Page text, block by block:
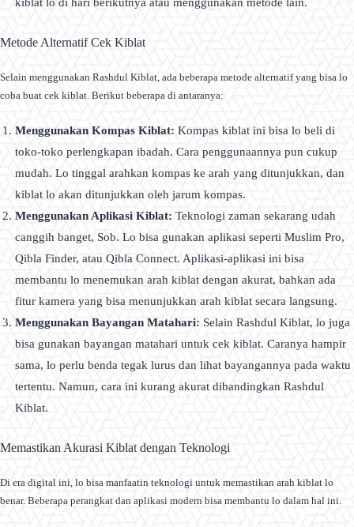
Metode Alternatif Cek Kiblat
Selain menggunakan Rashdul Kiblat, ada beberapa metode alternatif yang bisa lo
coba buat cek kiblat. Berikut beberapa di antaranya:
Menggunakan Kompas Kiblat: Kompas kiblat ini bisa lo beli di
toko-toko perlengkapan ibadah. Cara penggunaannya pun cukup
mudah. Lo tinggal arahkan kompas ke arah yang ditunjukkan, dan
kiblat lo akan ditunjukkan oleh jarum kompas.
Menggunakan Aplikasi Kiblat: Teknologi zaman sekarang udah
canggih banget, Sob. Lo bisa gunakan aplikasi seperti Muslim Pro,
Qibla Finder, atau Qibla Connect. Aplikasi-aplikasi ini bisa
membantu lo menemukan arah kiblat dengan akurat, bahkan ada
fitur kamera yang bisa menunjukkan arah kiblat secara langsung.
Menggunakan Bayangan Matahari: Selain Rashdul Kiblat, lo juga
bisa gunakan bayangan matahari untuk cek kiblat. Caranya hampir
sama, lo perlu benda tegak lurus dan lihat bayangannya pada waktu
tertentu. Namun, cara ini kurang akurat dibandingkan Rashdul
Kiblat.
Memastikan Akurasi Kiblat dengan Teknologi
Di era digital ini, lo bisa manfaatin teknologi untuk memastikan arah kiblat lo
benar. Beberapa perangkat dan aplikasi modern bisa membantu lo dalam hal ini.